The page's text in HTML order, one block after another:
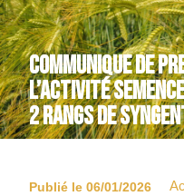
COMMUNIQUE DE
l’activité
2 rangs de
Publié le 06/01/2026